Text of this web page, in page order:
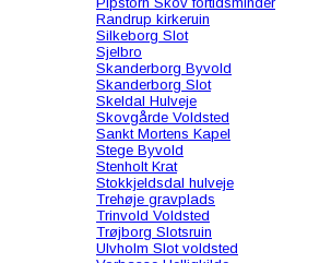
Randrup kirkeruin
Silkeborg Slot
Sjelbro
Skanderborg Byvold
Skanderborg Slot
Skeldal Hulveje
Skovgårde Voldsted
Sankt Mortens Kapel
Stege Byvold
Stenholt Krat
Stokkjeldsdal hulveje
Trehøje gravplads
Trinvold Voldsted
Trøjborg Slotsruin
Ulvholm Slot voldsted